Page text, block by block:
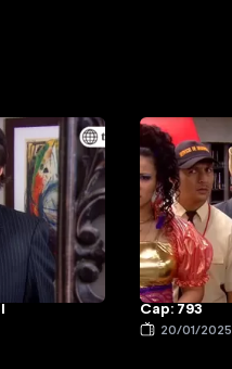
Cap: 793
20/01/2025